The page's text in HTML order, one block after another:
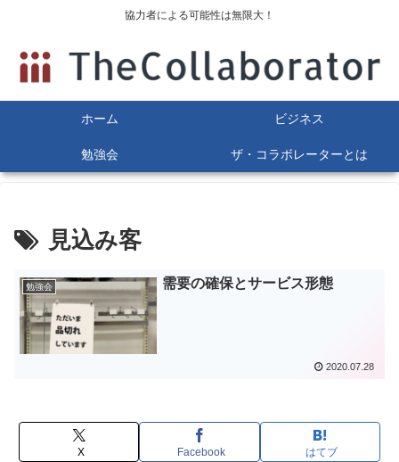
協力者による可能性は無限大！
ホーム ビジネス
勉強会 ザ・コラボレーターとは
見込み客
勉強会 需要の確保とサービス形態
2020.07.28
X Facebook はてブ